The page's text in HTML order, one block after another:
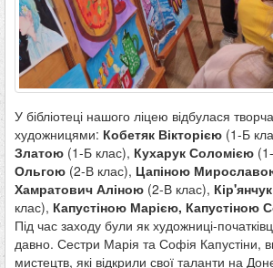
У бібліотеці нашого ліцею відбулася
художницями: Кобетяк Вікторією (1-Б
Златою (1-Б клас), Кухарук Соломією
Ольгою (2-В клас), Цапіною
Хамратович Аліною (2-В клас),
клас), Капустіною Марією, Капустіною
Під час заходу були як художниці-
давно. Сестри Марія та Софія Капустіни,
мистецтв, які відкрили свої таланти на